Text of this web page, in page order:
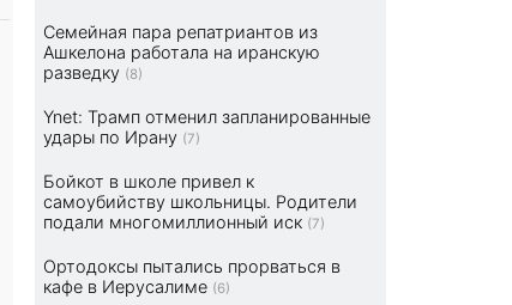
Семейная пара репатриантов из
Ашкелона работала на иранскую
разведку (8)
Ynet: Трамп отменил запланированные
удары по Ирану (7)
Бойкот в школе привел к
самоубийству школьницы. Родители
подали многомиллионный иск (7)
Ортодоксы пытались прорваться в
кафе в Иерусалиме (6)